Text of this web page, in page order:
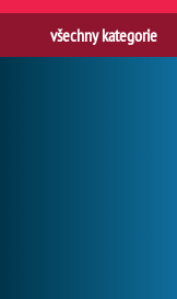
všechny kategorie